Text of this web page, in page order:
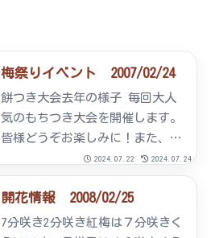
梅祭りイベント 2007/02/24
餅つき大会去年の様子 毎回大人
気のもちつき大会を開催します。
皆様どうぞお楽しみに！また、イ
ベント広場にて串やきとりやジュ
ース類も販売しております。◆開
催日時平成19年2月24日（土）Ａ
Ｍ10：00～ＰＭ4：00宝探し去年
2024.07.22 2024.07.24
開花情報 2008/02/25
7分咲き2分咲き紅梅は７分咲きく